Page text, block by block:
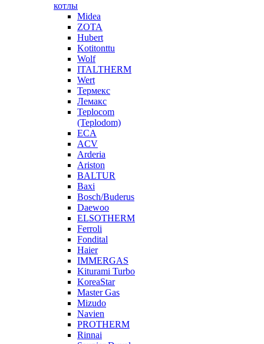
котлы
Midea
ZOTA
Hubert
Kotitonttu
Wolf
ITALTHERM
Wert
Термекс
Лемакс
Teplocom
(Teplodom)
ECA
ACV
Arderia
Ariston
BALTUR
Baxi
Bosch/Buderus
Daewoo
ELSOTHERM
Ferroli
Fondital
Haier
IMMERGAS
Kiturami Turbo
KoreaStar
Master Gas
Mizudo
Navien
PROTHERM
Rinnai